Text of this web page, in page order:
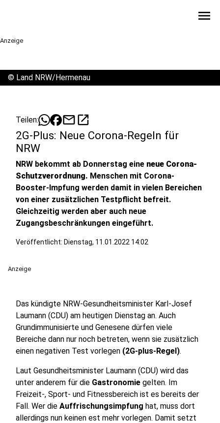
menu
Anzeige
© Land NRW/Hermenau
Teilen: mailopen_in_new
2G-Plus: Neue Corona-Regeln für
NRW
NRW bekommt ab Donnerstag eine neue Corona-
Schutzverordnung. Menschen mit Corona-
Booster-Impfung werden damit in vielen Bereichen
von einer zusätzlichen Testpflicht befreit.
Gleichzeitig werden aber auch neue
Zugangsbeschränkungen eingeführt.
Veröffentlicht: Dienstag, 11.01.2022 14:02
Anzeige
Das kündigte NRW-Gesundheitsminister Karl-Josef
Laumann (CDU) am heutigen Dienstag an. Auch
Grundimmunisierte und Genesene dürfen viele
Bereiche dann nur noch betreten, wenn sie zusätzlich
einen negativen Test vorlegen (2G-plus-Regel).
Laut Gesundheitsminister Laumann (CDU) wird das
unter anderem für die Gastronomie gelten. Im
Freizeit-, Sport- und Fitnessbereich ist es bereits der
Fall. Wer die Auffrischungsimpfung hat, muss dort
allerdings nun keinen est mehr vorlegen. Damit setzt